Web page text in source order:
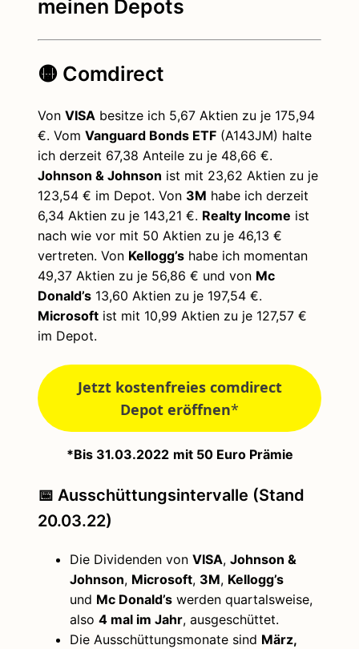
meinen Depots
🟡 Comdirect
Von VISA besitze ich 5,67 Aktien zu je 175,94
€. Vom Vanguard Bonds ETF (A143JM) halte
ich derzeit 67,38 Anteile zu je 48,66 €.
Johnson & Johnson ist mit 23,62 Aktien zu je
123,54 € im Depot. Von 3M habe ich derzeit
6,34 Aktien zu je 143,21 €. Realty Income ist
nach wie vor mit 50 Aktien zu je 46,13 €
vertreten. Von Kellogg’s habe ich momentan
49,37 Aktien zu je 56,86 € und von Mc
Donald’s 13,60 Aktien zu je 197,54 €.
Microsoft ist mit 10,99 Aktien zu je 127,57 €
im Depot.
Jetzt kostenfreies comdirect
Depot eröffnen*
*Bis 31.03.2022 mit 50 Euro Prämie
📅 Ausschüttungsintervalle (Stand
20.03.22)
Die Dividenden von VISA, Johnson &
Johnson, Microsoft, 3M, Kellogg’s
und Mc Donald’s werden quartalsweise,
also 4 mal im Jahr, ausgeschüttet.
Die Ausschüttungsmonate sind März,